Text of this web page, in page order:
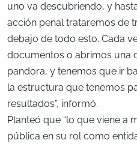
uno va descubriendo, y
acción penal trataremos de
debajo de todo esto. Cada
documentos o abrimos una
pandora, y tenemos que ir
la estructura que tenemos
resultados”, informó.
Planteó que “lo que viene a
pública en su rol como